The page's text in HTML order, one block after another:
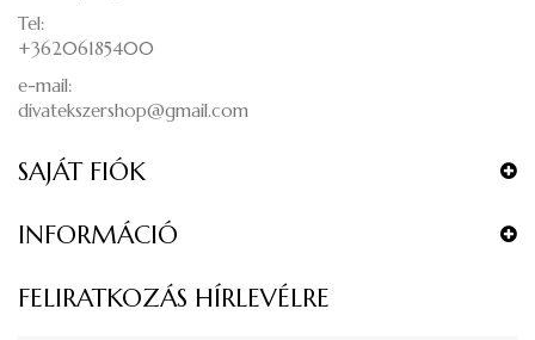
Tel:
+36206185400
e-mail:
divatekszershop@gmail.com
SAJÁT FIÓK
INFORMÁCIÓ
FELIRATKOZÁS HÍRLEVÉLRE